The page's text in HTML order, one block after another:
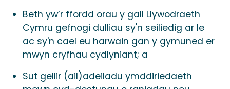
Beth yw’r ffordd orau y gall Llywodraeth
Cymru gefnogi dulliau sy'n seiliedig ar le
ac sy'n cael eu harwain gan y gymuned er
mwyn cryfhau cydlyniant; a
Sut gellir (ail)adeiladu ymddiriedaeth